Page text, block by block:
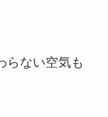
らない空気も